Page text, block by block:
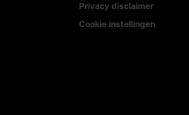
Privacy disclaimer
Cookie instellingen